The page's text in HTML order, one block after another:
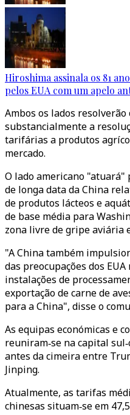
Hiroshima assinala os 81
pelos EUA com um apelo
Ambos os lados
substancialmente a
tarifárias a produtos
mercado.
O lado americano "atuará"
de longa data da China
de produtos lácteos e
de base média para
zona livre de gripe aviária
"A China também
das preocupações dos
instalações de
exportação de carne de
para a China", disse o
As equipas económicas e
reuniram‑se na capital
antes da cimeira entre
Jinping.
Atualmente, as tarifas
chinesas situam‑se em